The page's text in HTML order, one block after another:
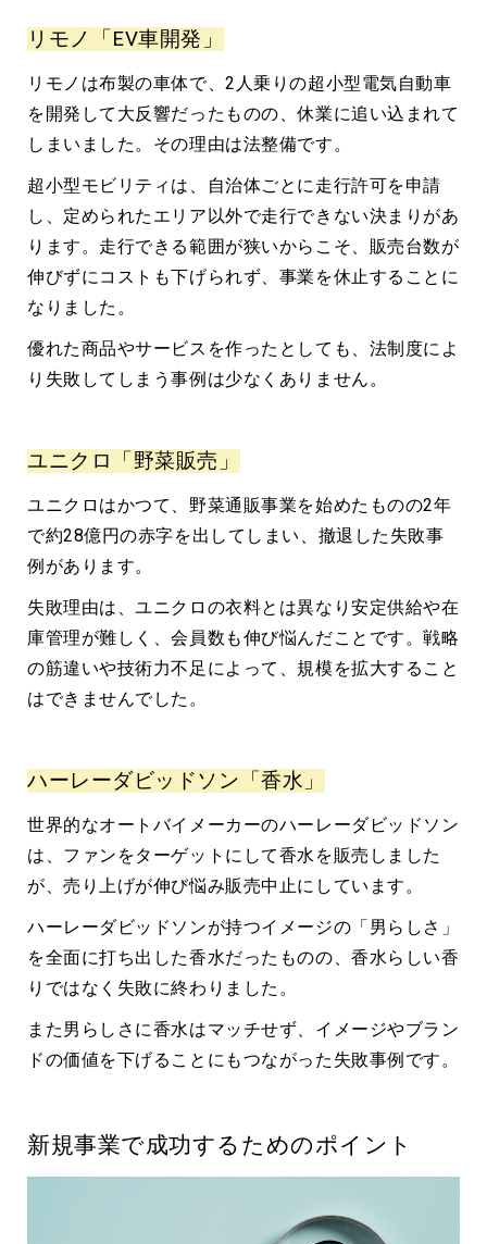
リモノ「EV車開発」
リモノは布製の車体で、2人乗りの超小型電気自動車
を開発して大反響だったものの、休業に追い込まれて
しまいました。その理由は法整備です。
超小型モビリティは、自治体ごとに走行許可を申請
し、定められたエリア以外で走行できない決まりがあ
ります。走行できる範囲が狭いからこそ、販売台数が
伸びずにコストも下げられず、事業を休止することに
なりました。
優れた商品やサービスを作ったとしても、法制度によ
り失敗してしまう事例は少なくありません。
ユニクロ「野菜販売」
ユニクロはかつて、野菜通販事業を始めたものの2年
で約28億円の赤字を出してしまい、撤退した失敗事
例があります。
失敗理由は、ユニクロの衣料とは異なり安定供給や在
庫管理が難しく、会員数も伸び悩んだことです。戦略
の筋違いや技術力不足によって、規模を拡大すること
はできませんでした。
ハーレーダビッドソン「香水」
世界的なオートバイメーカーのハーレーダビッドソン
は、ファンをターゲットにして香水を販売しました
が、売り上げが伸び悩み販売中止にしています。
ハーレーダビッドソンが持つイメージの「男らしさ」
を全面に打ち出した香水だったものの、香水らしい香
りではなく失敗に終わりました。
また男らしさに香水はマッチせず、イメージやブラン
ドの価値を下げることにもつながった失敗事例です。
新規事業で成功するためのポイント